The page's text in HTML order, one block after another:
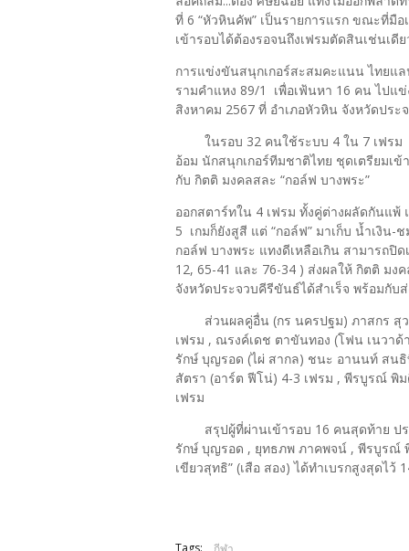
ที่ 6 “หัวหินคัพ” เป็นรายการแรก ขณะที่มือ
เข้ารอบได้ต้องรอจนถึงเฟรมตัดสินเช่นเดี
การแข่งขันสนุกเกอร์สะสมคะแนน ไทยแ
รามคำแหง 89/1 เพื่อเฟ้นหา 16 คน ไปแ
สิงหาคม 2567 ที่ อำเภอหัวหิน จังหวัดประ
ในรอบ 32 คนใช้ระบบ 4 ใน 7 เฟร
อ้อม นักสนุกเกอร์ทีมชาติไทย ชุดเตรียมเ
กับ กิตติ มงคลสละ “กอล์ฟ บางพระ”
ออกสตาร์ทใน 4 เฟรม ทั้งคู่ต่างผลัดกันแพ้
5 เกมก็ยังสูสี แต่ “กอล์ฟ” มาเก็บ น้ำเงิ
กอล์ฟ บางพระ แทงดีเหลือเกิน สามารถปิ
12, 65-41 และ 76-34 ) ส่งผลให้ กิตติ มง
จังหวัดประจวบคีรีขันธ์ได้สำเร็จ พร้อมกับ
ส่วนผลคู่อื่น (กร นครปฐม) ภาสกร
เฟรม , ณรงค์เดช ตาขันทอง (โฟน เนวา
รักษ์ บุญรอด (ไผ่ สากล) ชนะ อานนท์ สน
สัตรา (อาร์ต ฟีโน่) 4-3 เฟรม , พีรบูรณ์ พิ
เฟรม
สรุปผู้ที่ผ่านเข้ารอบ 16 คนสุดท้าย
รักษ์ บุญรอด , ยุทธภพ ภาคพจน์ , พีรบูรณ์
เขียวสุทธิ” (เสือ สอง) ได้ทำเบรกสูงสุดไว้
Tags: